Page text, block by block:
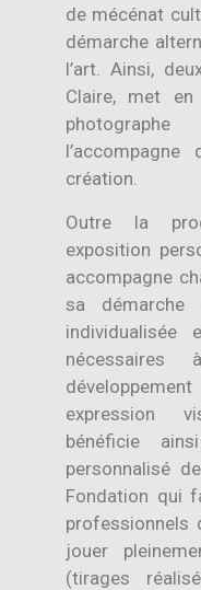
de mécénat
démarche
l’art. Ainsi,
Claire, met
création.
Outre la
exposition
accompagne
sa démarche
expression
bénéficie
personnalisé
Fondation qui
professionnels
jouer
(tirages